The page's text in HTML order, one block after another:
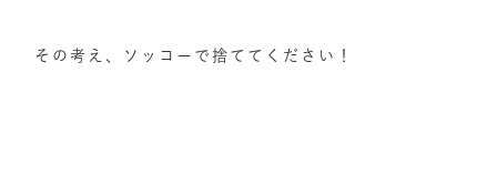
その考え、ソッコーで捨ててください！